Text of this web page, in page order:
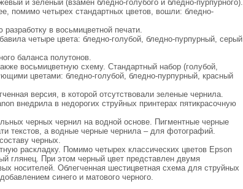
и зеленый (взамен бледно-голубого и бледно-пурпурного).
помимо четырех стандартных цветов, вошли: бледно-
в восьмицветной печати.
четыре цвета: бледно-голубой, бледно-пурпурный, серый
баланса полутонов.
восьмицветную схему. Стандартный набор (голубой,
цветами: бледно-голубой, бледно-пурпурный, красный
версия, в которой отсутствовали зеленые чернила.
внедрила в недорогих струйных принтерах пятикрасочную
черных чернил на водной основе. Пигментные черные
текстов, а водные черные чернила – для фотографий.
черных.
раскладку. Помимо четырех классических цветов Epson
глянец. При этом черный цвет представлен двумя
носителей. Облегченная шестицветная схема для струйных
синего и матового черного.